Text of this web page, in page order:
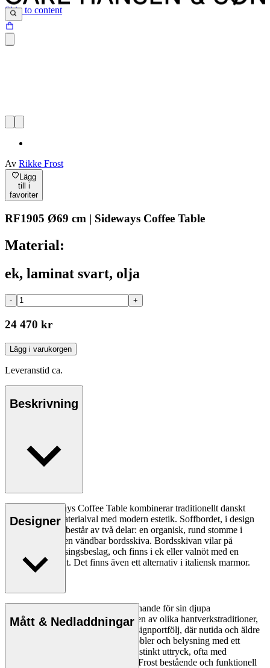
Skip to content
Av Rikke Frost
Lägg
till i
favoriter
RF1905 Ø69 cm | Sideways Coffee Table
Material:
ek, laminat svart, olja
- +
24 470 kr
Lägg i varukorgen
Leveranstid ca.
Beskrivning
RF1905 Sideways Coffee Table kombinerar traditionellt danskt
hantverk och materialval med modern estetik. Soffbordet, i design
av Rikke Frost, består av två delar: en organisk, rund stomme i
massivt trä och en vändbar bordsskiva. Bordsskivan vilar på
integrerade mässingsbeslag, och finns i ek eller valnöt med en
baksida i laminat. Det finns även ett alternativ i italiensk marmor.
Designer
Rikke Frost (f. 1973) har fått erkännande för sin djupa
materialförståelse och kombinationen av olika hantverkstraditioner,
vilket tydligt framgår av hennes designportfölj, där nutida och äldre
designgrepp och material möts i möbler och belysning med ett
organiskt formspråk. Förutom ett distinkt uttryck, ofta med
cirkelformen i huvudrollen, skapar Frost bestående och funktionell
Mått & Nedladdningar